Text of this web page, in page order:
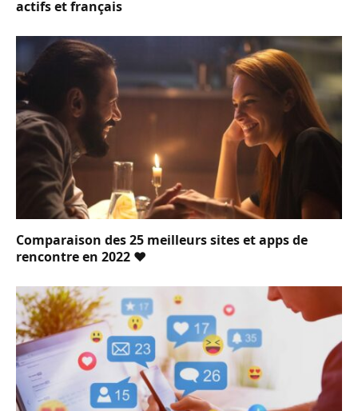
actifs et français
Comparaison des 25 meilleurs sites et apps de
rencontre en 2022 ❤️